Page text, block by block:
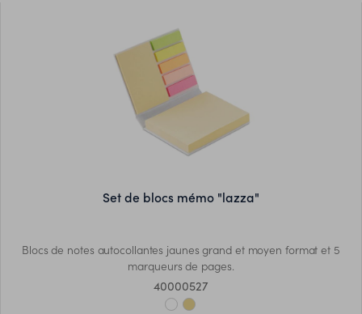
set de blocs mémo "lazza"
Blocs de notes autocollantes jaunes grand et moyen format et 5
marqueurs de pages.
40000527